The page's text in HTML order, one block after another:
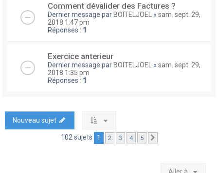
Comment dévalider des Factures ?
Dernier message par BOITELJOEL « sam. sept. 29,
2018 1:47 pm
Réponses : 1
Exercice anterieur
Dernier message par BOITELJOEL « sam. sept. 29,
2018 1:35 pm
Réponses : 1
Nouveau sujet
102 sujets 1 2 3 4 5